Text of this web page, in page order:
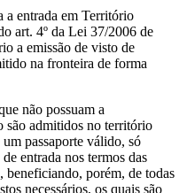
a entrada em Território
art. 4º da Lei 37/2006 de
a emissão de visto de
na fronteira de forma
não possuam a
são admitidos no território
passaporte válido, só
entrada nos termos das
porém, de todas
necessários, os quais são